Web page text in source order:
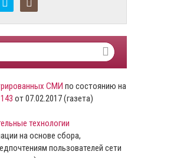
СМИ по состоянию на
от 07.02.2017 (газета)
технологии
на основе сбора,
пользователей сети